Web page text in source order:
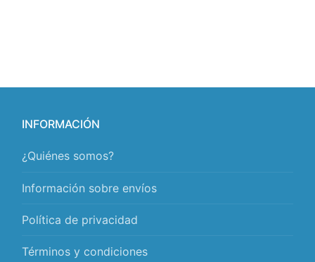
INFORMACIÓN
¿Quiénes somos?
Información sobre envíos
Política de privacidad
Términos y condiciones